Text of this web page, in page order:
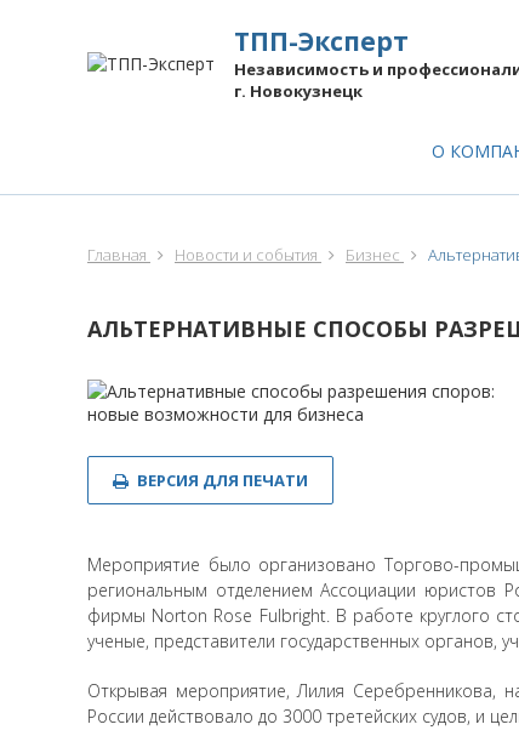
ТПП-Эксперт
Независимость и
г. Новокузнецк
О
Главная Новости и события Бизнес
АЛЬТЕРНАТИВНЫЕ СПОСОБЫ
ВЕРСИЯ ДЛЯ ПЕЧАТИ
Мероприятие было организовано Торгово-
региональным отделением Ассоциации юристов
фирмы Norton Rose Fulbright. В работе круглого
ученые, представители государственных органов,
Открывая мероприятие, Лилия Серебренникова,
России действовало до 3000 третейских судов, и